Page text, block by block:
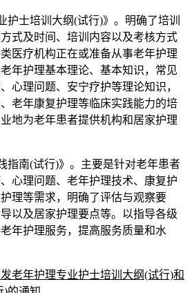
护士培训大纲(试行)》。明确了培训
式及时间、培训内容以及考核方式
医疗机构正在或准备从事老年护理
年护理基本理论、基本知识，常见
心理问题、安宁疗护等理论知识，
老年康复护理等临床实践能力的培
地为老年患者提供机构和居家护理
指南(试行)》。主要是针对老年患者
心理问题、老年护理技术、康复护
理等需求，明确了评估与观察要
以及居家护理要点等。以指导各级
年护理服务，提高服务质量和水
老年护理专业护士培训大纲(试行)和